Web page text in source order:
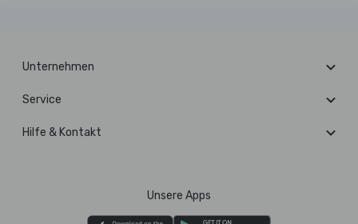
Unternehmen
Service
Hilfe & Kontakt
Unsere Apps